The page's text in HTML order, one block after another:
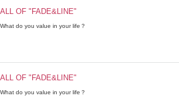
ALL OF "FADE&LINE"
What do you value in your life？
ALL OF "FADE&LINE"
What do you value in your life？